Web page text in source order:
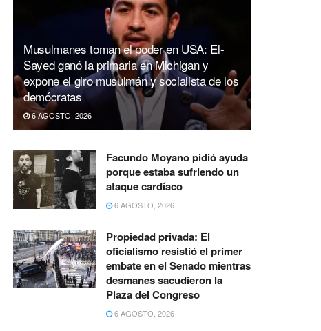
Musulmanes toman el poder en USA: El-
Sayed ganó la primaria en Michigan y
expone el giro musulmán y socialista de los
demócratas
6 AGOSTO, 2026
Facundo Moyano pidió ayuda
porque estaba sufriendo un
ataque cardíaco
6 AGOSTO, 2026
Propiedad privada: El
oficialismo resistió el primer
embate en el Senado mientras
desmanes sacudieron la
Plaza del Congreso
6 AGOSTO, 2026